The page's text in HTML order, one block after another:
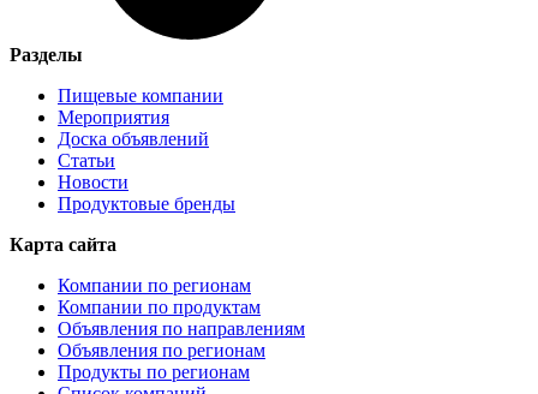
Разделы
Пищевые компании
Мероприятия
Доска объявлений
Статьи
Новости
Продуктовые бренды
Карта сайта
Компании по регионам
Компании по продуктам
Объявления по направлениям
Объявления по регионам
Продукты по регионам